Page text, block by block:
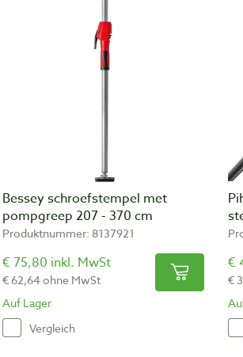
Bessey schroefstempel met
pompgreep 207 - 370 cm
Produktnummer: 8137921
€ 75,80 inkl. MwSt
€ 62,64 ohne MwSt
Auf Lager
Vergleich
€
€